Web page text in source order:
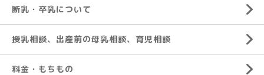
断乳・卒乳について
授乳相談、出産前の母乳相談、育児相談
料金・もちもの